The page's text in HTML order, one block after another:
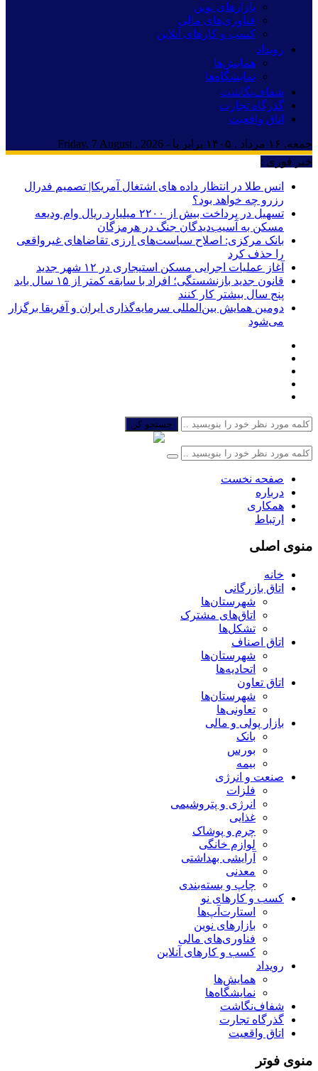
بازارهای نوین
فناوری‌های مالی
کسب و کارهای آنلاین
رویداد
همایش‌ها
نمایشگاه‌ها
شفاف‌نگاشت
گذرگاه تجارت
اتاق واقعیت
جمعه, ۱۶ مرداد , ۱۴۰۵ برابر با - Friday, 7 August , 2026
خبر فوری :
انس طلا در انتظار داده های اشتغال آمریکا| تصمیم فدرال
رزرو چه خواهد بود؟
تسهیل در پرداخت بیش از ۲۲۰۰ میلیارد ریال وام ودیعه
مسکن به آسیب‌دیدگان جنگ در هرمزگان
بانک مرکزی: اصلاح سیاست‌های ارزی تقاضاهای غیرواقعی
را حذف کرد
آغاز عملیات اجرایی مسکن استیجاری در ۱۲ شهر جدید
قانون جدید بازنشستگی؛ افراد با سابقه کمتر از ۱۵ سال باید
پنج سال بیشتر کار کنند
دومین همایش بین‌المللی سرمایه‌گذاری ایران و آفریقا برگزار
می‌شود
جستجو کن
صفحه نخست
درباره
همکاری
ارتباط
منوی اصلی
خانه
اتاق بازرگانی
شهرستان‌ها
اتاق‌های مشترک
تشکل‌ها
اتاق اصناف
شهرستان‌ها
اتحادیه‌ها
اتاق تعاون
شهرستان‌ها
تعاونی‌ها
بازار پولی و مالی
بانک
بورس
بیمه
صنعت و انرژی
فلزات
انرژی و پتروشیمی
غذایی
چرم و پوشاک
لوازم خانگی
آرایشی بهداشتی
معدنی
چاپ و بسته‌بندی
کسب و کارهای نو
استارت‌آپ‌ها
بازارهای نوین
فناوری‌های مالی
کسب و کارهای آنلاین
رویداد
همایش‌ها
نمایشگاه‌ها
شفاف‌نگاشت
گذرگاه تجارت
اتاق واقعیت
منوی فوتر